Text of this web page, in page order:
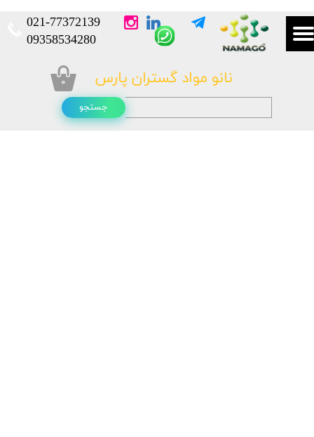
نانو مواد گستران پارس
021-77372139​​​​​​​
​​​​​​​09358534280
جستجو
۰